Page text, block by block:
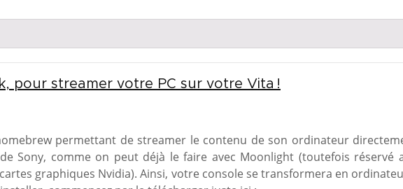
pour streamer votre PC sur votre Vita !
permettant de streamer le contenu de son ordinateur
Sony, comme on peut déjà le faire avec Moonlight (toutefois réservé
graphiques Nvidia). Ainsi, votre console se transformera en